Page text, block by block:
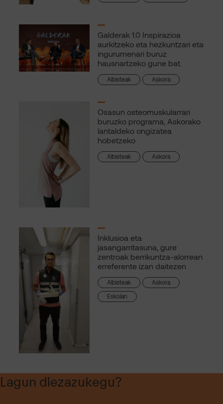
Galderak 1.0 Inspirazioa
aurkitzeko eta hezkuntzari eta
ingurumenari buruz
hausnartzeko gune bat.
Albisteak Askora
Osasun osteomuskularrari
buruzko programa, Askorako
lantaldeko ongizatea
hobetzeko
Albisteak Askora
Inklusioa eta
jasangarritasuna, gure
zentroak berrikuntza-alorrean
erreferente izan daitezen
Albisteak
Askora
Eskolan
Lagun diezazukegu?